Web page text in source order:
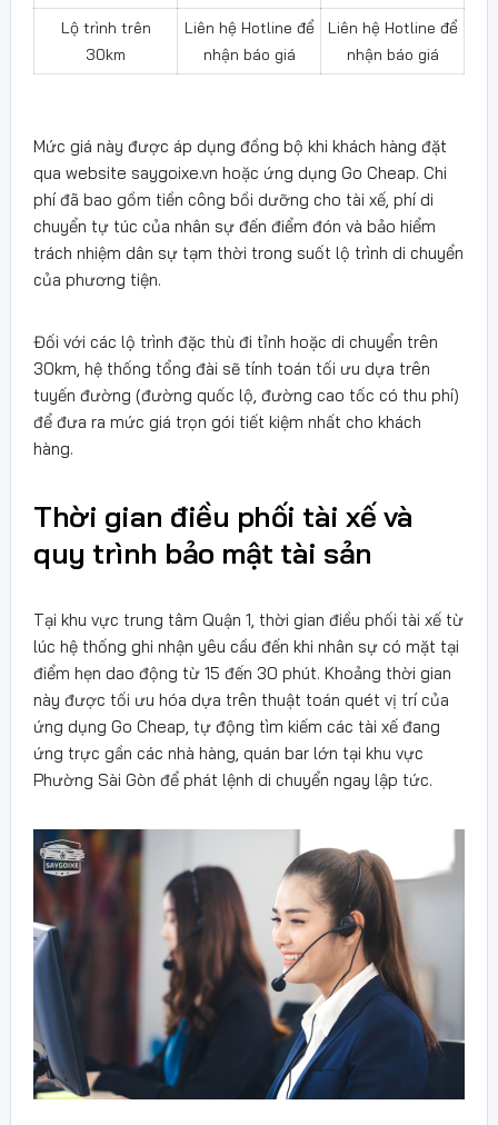
Lộ trình trên
30km
Liên hệ Hotline để
nhận báo giá
Liên hệ Hotline để
nhận báo giá
Mức giá này được áp dụng đồng bộ khi khách hàng đặt
qua website saygoixe.vn hoặc ứng dụng Go Cheap. Chi
phí đã bao gồm tiền công bồi dưỡng cho tài xế, phí di
chuyển tự túc của nhân sự đến điểm đón và bảo hiểm
trách nhiệm dân sự tạm thời trong suốt lộ trình di chuyển
của phương tiện.
Đối với các lộ trình đặc thù đi tỉnh hoặc di chuyển trên
30km, hệ thống tổng đài sẽ tính toán tối ưu dựa trên
tuyến đường (đường quốc lộ, đường cao tốc có thu phí)
để đưa ra mức giá trọn gói tiết kiệm nhất cho khách
hàng.
Thời gian điều phối tài xế và
quy trình bảo mật tài sản
Tại khu vực trung tâm Quận 1, thời gian điều phối tài xế từ
lúc hệ thống ghi nhận yêu cầu đến khi nhân sự có mặt tại
điểm hẹn dao động từ 15 đến 30 phút. Khoảng thời gian
này được tối ưu hóa dựa trên thuật toán quét vị trí của
ứng dụng Go Cheap, tự động tìm kiếm các tài xế đang
ứng trực gần các nhà hàng, quán bar lớn tại khu vực
Phường Sài Gòn để phát lệnh di chuyển ngay lập tức.